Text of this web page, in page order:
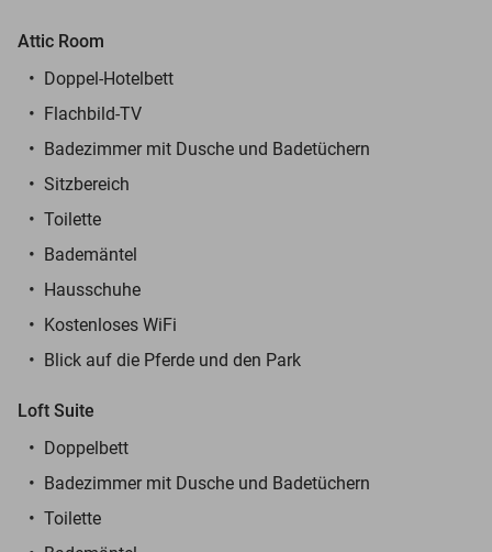
Attic Room
Doppel-Hotelbett
Flachbild-TV
Badezimmer mit Dusche und Badetüchern
Sitzbereich
Toilette
Bademäntel
Hausschuhe
Kostenloses WiFi
Blick auf die Pferde und den Park
Loft Suite
Doppelbett
Badezimmer mit Dusche und Badetüchern
Toilette